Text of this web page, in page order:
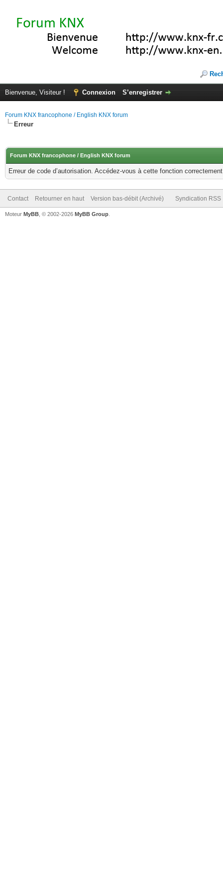
Bienvenue, Visiteur ! Connexion S’enregistrer
Forum KNX francophone / English KNX forum
Erreur
Forum KNX francophone / English KNX forum
Erreur de code d’autorisation. Accédez-vous à cette fonction
Contact Retourner en haut Version bas-débit (Archivé) Syndication RSS
Moteur MyBB , © 2002-2026 MyBB Group